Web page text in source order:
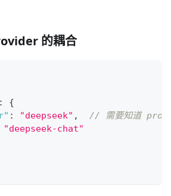
的耦合
:
{
: "deepseek" ,
// 需要知道
"deepseek-chat"